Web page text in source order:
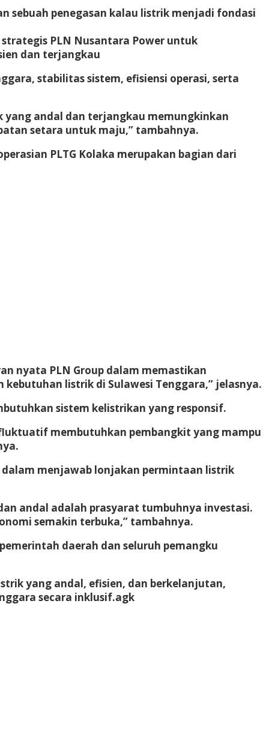
sebuah penegasan kalau listrik menjadi fondasi
PLN Nusantara Power untuk
dan terjangkau
stabilitas sistem, efisiensi operasi, serta
andal dan terjangkau memungkinkan
setara untuk maju,” tambahnya.
PLTG Kolaka merupakan bagian dari
nyata PLN Group dalam memastikan
listrik di Sulawesi Tenggara,” jelasnya.
sistem kelistrikan yang responsif.
membutuhkan pembangkit yang mampu
menjawab lonjakan permintaan listrik
andal adalah prasyarat tumbuhnya investasi.
semakin terbuka,” tambahnya.
daerah dan seluruh pemangku
yang andal, efisien, dan berkelanjutan,
secara inklusif.agk